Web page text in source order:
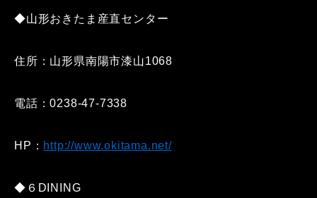
◆山形おきたま産直センター
住所：山形県南陽市漆山1068
電話：0238-47-7338
HP： http://www.okitama.net/
◆６DINING